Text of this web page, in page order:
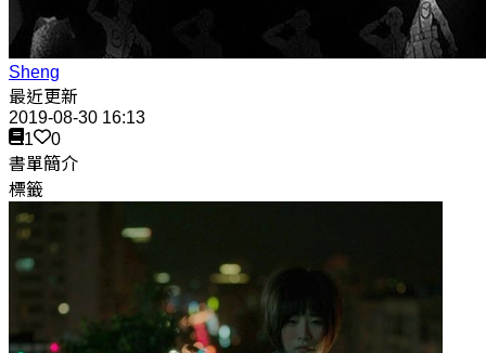
Sheng
最近更新
2019-08-30 16:13
1
0
書單簡介
標籤